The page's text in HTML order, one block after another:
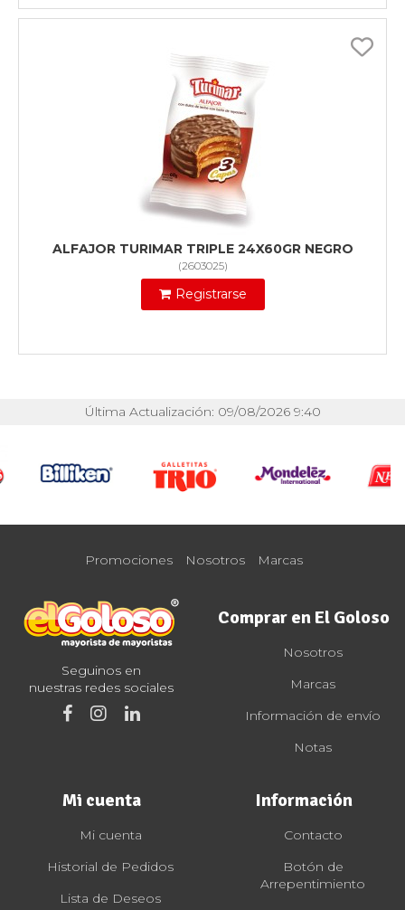
ALFAJOR TURIMAR TRIPLE 24X60GR NEGRO
(2603025)
Registrarse
Última Actualización: 09/08/2026 9:40
Promociones Nosotros Marcas
Seguinos en
nuestras redes sociales
Comprar en El Goloso
Nosotros
Marcas
Información de envío
Notas
Mi cuenta
Mi cuenta
Historial de Pedidos
Lista de Deseos
Información
Contacto
Botón de
Arrepentimiento